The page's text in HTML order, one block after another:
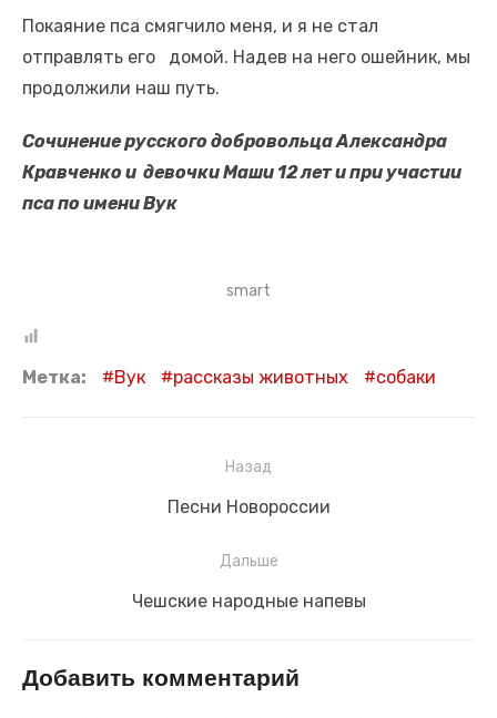
Покаяние пса смягчило меня, и я не стал
отправлять его домой. Надев на него ошейник, мы
продолжили наш путь.
Сочинение русского добровольца Александра
Кравченко и девочки Маши 12 лет и при участии
пса по имени Вук
smart
Метка: Вук рассказы животных собаки
Назад
Предыдущая
Песни Новороссии
Дальше
Следующая
Чешские народные напевы
Добавить комментарий